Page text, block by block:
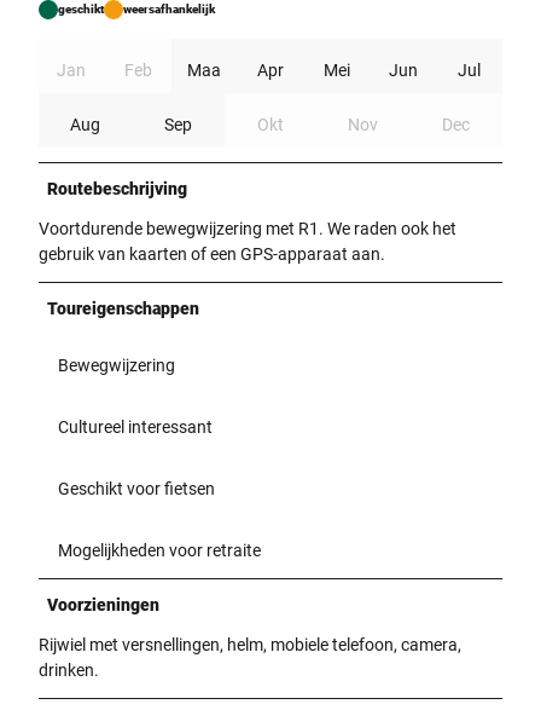
geschikt weersafhankelijk
Jan Feb Maa Apr Mei Jun Jul
Aug Sep Okt Nov Dec
Routebeschrijving
Voortdurende bewegwijzering met R1. We raden ook het
gebruik van kaarten of een GPS-apparaat aan.
Toureigenschappen
Bewegwijzering
Cultureel interessant
Geschikt voor fietsen
Mogelijkheden voor retraite
Voorzieningen
Rijwiel met versnellingen, helm, mobiele telefoon, camera,
drinken.